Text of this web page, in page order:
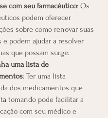
com seu farmacêutico: Os
podem oferecer
sobre como renovar suas
e podem ajudar a resolver
que possam surgir.
uma lista de
: Ter uma lista
dos medicamentos que
tomando pode facilitar a
com seu médico e